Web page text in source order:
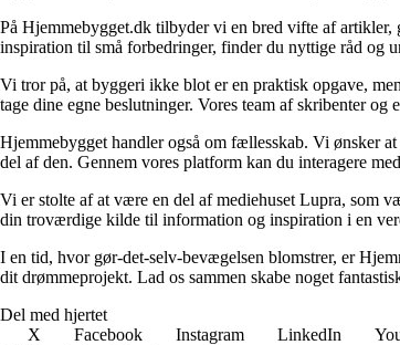
På Hjemmebygget.dk tilbyder vi en bred vifte af
inspiration til små forbedringer, finder du nyttige råd og
Vi tror på, at byggeri ikke blot er en praktisk opgave,
tage dine egne beslutninger. Vores team af skribenter
Hjemmebygget handler også om fællesskab. Vi ønsker
del af den. Gennem vores platform kan du interagere
Vi er stolte af at være en del af mediehuset Lupra, som
din troværdige kilde til information og inspiration i en
I en tid, hvor gør-det-selv-bevægelsen blomstrer, er
dit drømmeprojekt. Lad os sammen skabe noget
Del med hjertet
X
Facebook Instagram LinkedIn